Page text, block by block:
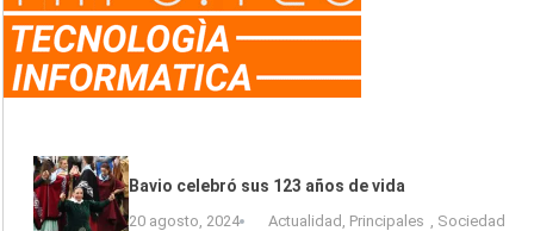
Bavio celebró sus 123 años de vida
20 agosto, 2024 Actualidad Principales Sociedad